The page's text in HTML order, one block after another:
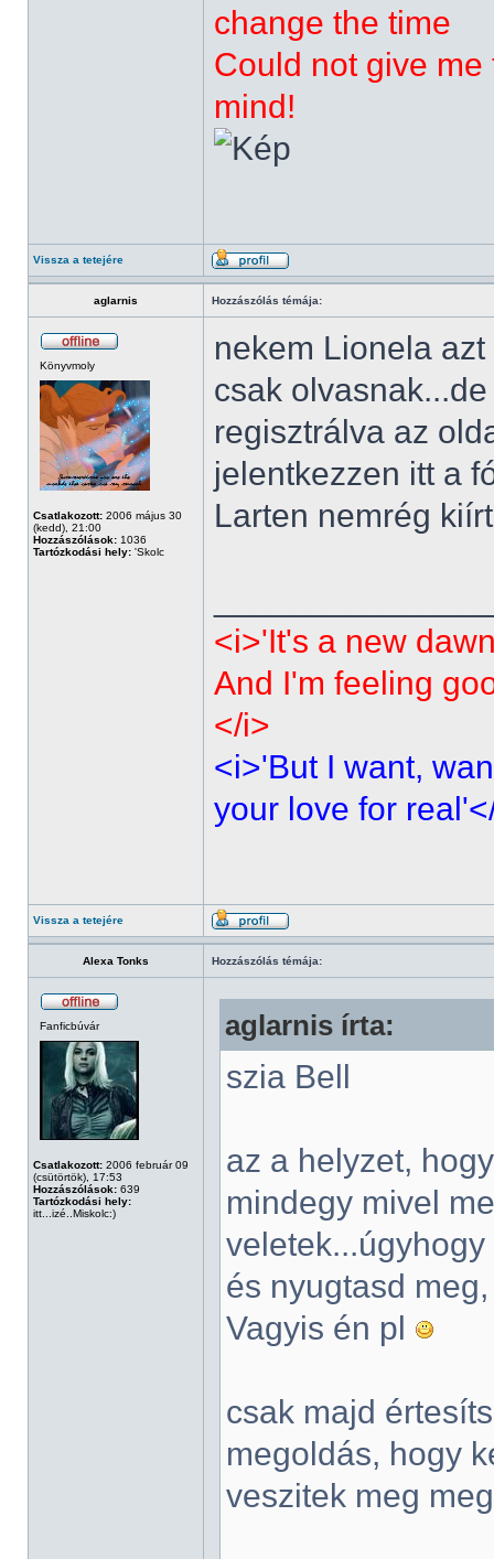
change the time
Could not give
mind!
Vissza a tetejére
aglarnis Hozzászólás témája:
Könyvmoly
Csatlakozott: 2006 május 30
(kedd), 21:00
Hozzászólások: 1036
Tartózkodási hely: 'Skolc
nekem Lionela
csak
regisztrálva az
jelentkezzen itt a
Larten nemrég
<i>'It's a new
And I'm feeling
</i>
<i>'But I want,
your love for
Vissza a tetejére
Alexa Tonks Hozzászólás témája:
Fanficbúvár
Csatlakozott: 2006 február 09
(csütörtök), 17:53
Hozzászólások: 639
Tartózkodási hely:
itt...izé..Miskolc:)
aglarnis írta:
szia Bell
az a helyzet,
mindegy mivel
és nyugtasd
Vagyis én pl
csak majd
megoldás, hogy
veszitek meg